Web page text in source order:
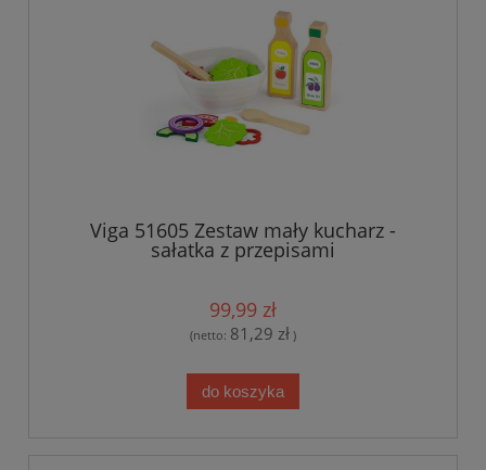
Viga 51605 Zestaw mały kucharz -
sałatka z przepisami
99,99 zł
(netto: 81,29 zł )
do koszyka